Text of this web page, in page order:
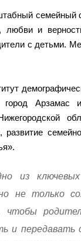
и
с детьми.
город Арзамас
из ключевых
не только
чтобы
и